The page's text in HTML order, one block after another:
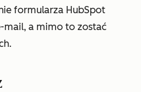
formularza HubSpot
mail, a mimo to zostać